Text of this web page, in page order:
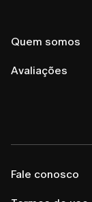
Quem somos
Avaliações
Fale conosco